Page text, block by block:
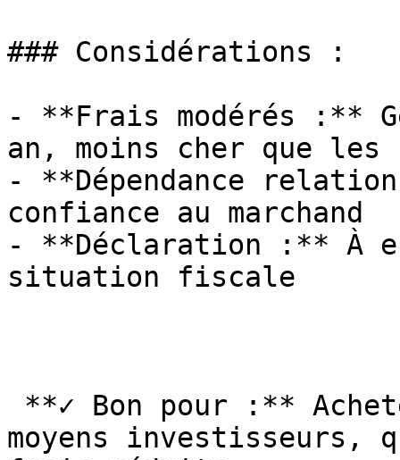
### Considérations :
- **Frais modérés :**
an, moins cher que
- **Dépendance
confiance au marchand
- **Déclaration :** À
situation fiscale
moyens investisseurs,